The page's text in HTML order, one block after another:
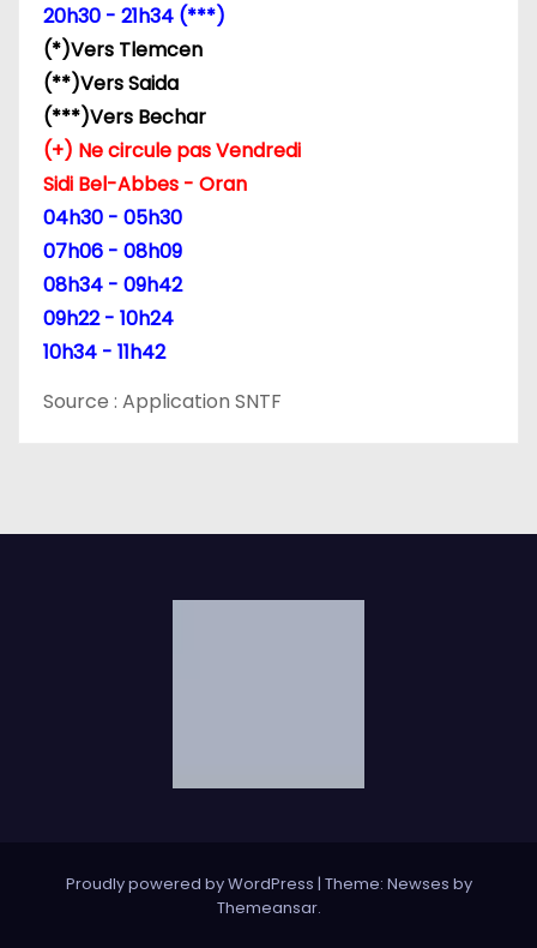
20h30 - 21h34 (***)
(*)Vers Tlemcen
(**)Vers Saida
(***)Vers Bechar
(+) Ne circule pas Vendredi
Sidi Bel-Abbes - Oran
04h30 - 05h30
07h06 - 08h09
08h34 - 09h42
09h22 - 10h24
10h34 - 11h42
Source : Application SNTF
Proudly powered by WordPress | Theme: Newses by
Themeansar.